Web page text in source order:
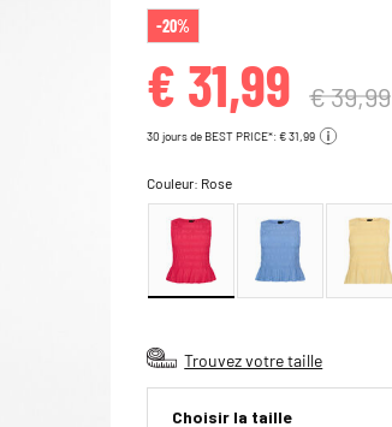
-20%
€ 31,99 € 39,99
30 jours de BEST PRICE*: € 31,99
Couleur: Rose
Trouvez votre taille
Choisir la taille